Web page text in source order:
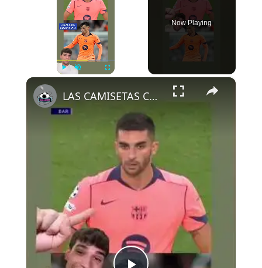
Now Playing
×
LAS CAMISETAS CAMBIAN DE COLOR